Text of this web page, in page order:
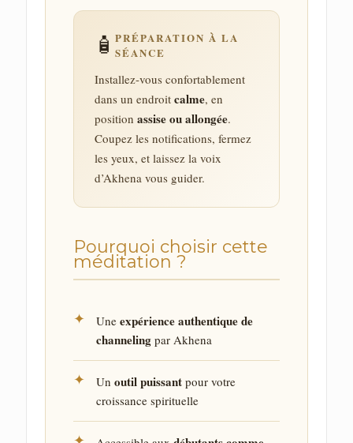
🧴PRÉPARATION À LA
SÉANCE
Installez-vous confortablement
dans un endroitcalme, en
positionassise ou allongée.
Coupez les notifications, fermez
les yeux, et laissez la voix
d’Akhena vous guider.
Pourquoi choisir cette
méditation ?
✦ Uneexpérience authentique de
channeling par Akhena
✦ Unoutil puissant pour votre
croissance spirituelle